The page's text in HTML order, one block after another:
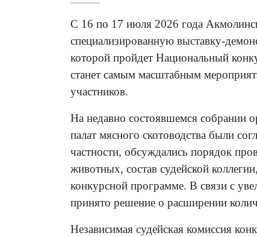
С 16 по 17 июля 2026 года
специализированную выставку-
которой пройдет Национальный
станет самым масштабным
участников.
На недавно состоявшемся собрании
палат мясного скотоводства были
частности, обсуждались порядок
животных, состав судейской
конкурсной программе. В связи с
принято решение о расширении
Независимая судейская комиссия